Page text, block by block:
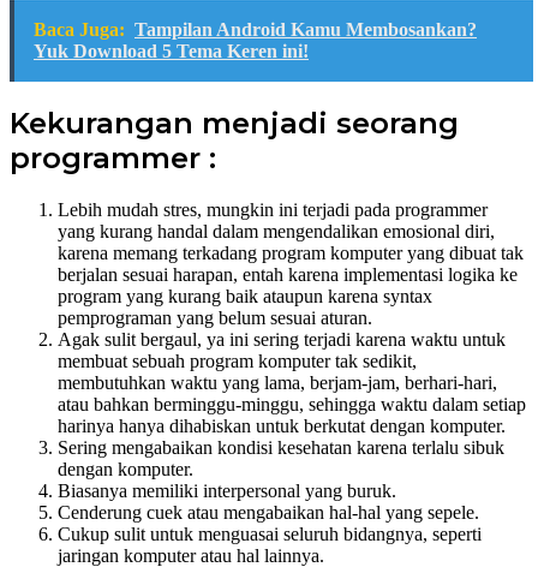
Baca Juga: Tampilan Android Kamu Membosankan?
Yuk Download 5 Tema Keren ini!
Kekurangan menjadi seorang
programmer :
Lebih mudah stres, mungkin ini terjadi pada programmer
yang kurang handal dalam mengendalikan emosional diri,
karena memang terkadang program komputer yang dibuat tak
berjalan sesuai harapan, entah karena implementasi logika ke
program yang kurang baik ataupun karena syntax
pemprograman yang belum sesuai aturan.
Agak sulit bergaul, ya ini sering terjadi karena waktu untuk
membuat sebuah program komputer tak sedikit,
membutuhkan waktu yang lama, berjam-jam, berhari-hari,
atau bahkan berminggu-minggu, sehingga waktu dalam setiap
harinya hanya dihabiskan untuk berkutat dengan komputer.
Sering mengabaikan kondisi kesehatan karena terlalu sibuk
dengan komputer.
Biasanya memiliki interpersonal yang buruk.
Cenderung cuek atau mengabaikan hal-hal yang sepele.
Cukup sulit untuk menguasai seluruh bidangnya, seperti
jaringan komputer atau hal lainnya.